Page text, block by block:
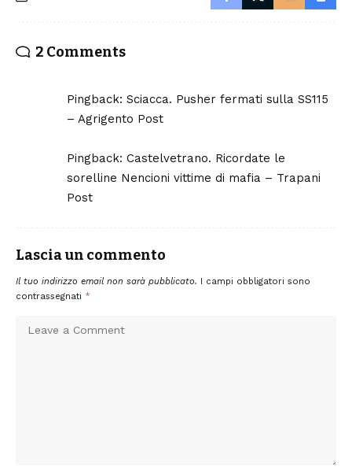
2 Comments
Pingback: Sciacca. Pusher fermati sulla SS115
– Agrigento Post
Pingback: Castelvetrano. Ricordate le
sorelline Nencioni vittime di mafia – Trapani
Post
Lascia un commento
Il tuo indirizzo email non sarà pubblicato. I campi obbligatori sono
contrassegnati *